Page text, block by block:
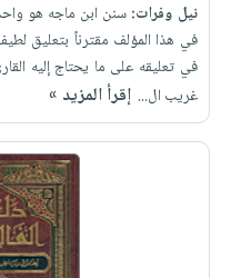
نيل وفرات: سنن ابن ماجه هو
في هذا المؤلف مقترناً بتعليق
في تعليقه على ما يحتاج إليه
غريب ال... إقرأ المزيد »